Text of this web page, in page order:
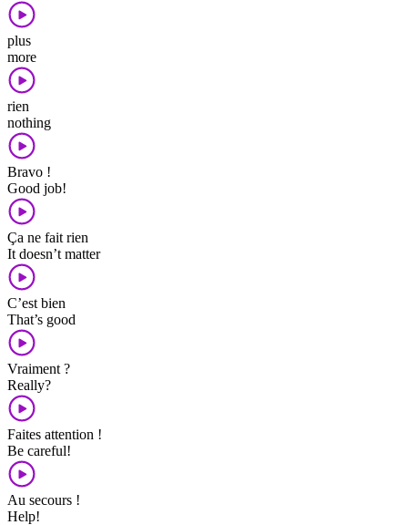
plus
more
rien
nothing
Bravo !
Good job!
Ça ne fait rien
It doesn’t matter
C’est bien
That’s good
Vraiment ?
Really?
Faites attention !
Be careful!
Au secours !
Help!